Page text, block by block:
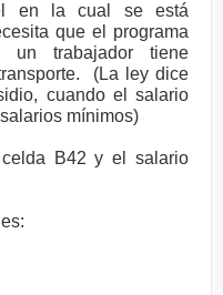
en la cual se está
que el programa
un trabajador tiene
(La ley dice
cuando el salario
mínimos)
B42 y el salario